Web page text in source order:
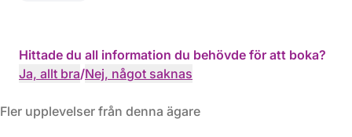
Hittade du all information du behövde för att boka?
Ja, allt bra/Nej, något saknas
Fler upplevelser från denna ägare